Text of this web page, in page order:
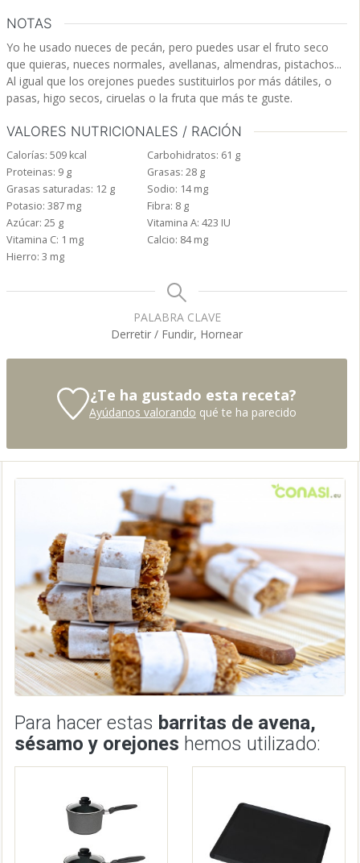
NOTAS
Yo he usado nueces de pecán, pero puedes usar el fruto seco
que quieras, nueces normales, avellanas, almendras, pistachos...
Al igual que los orejones puedes sustituirlos por más dátiles, o
pasas, higo secos, ciruelas o la fruta que más te guste.
VALORES NUTRICIONALES / RACIÓN
Calorías: 509 kcal Carbohidratos: 61 g
Proteinas: 9 g Grasas: 28 g
Grasas saturadas: 12 g Sodio: 14 mg
Potasio: 387 mg Fibra: 8 g
Azúcar: 25 g Vitamina A: 423 IU
Vitamina C: 1 mg Calcio: 84 mg
Hierro: 3 mg
PALABRA CLAVE
Derretir / Fundir, Hornear
¿Te ha gustado esta receta?
Ayúdanos valorando qué te ha parecido
Para hacer estas barritas de avena,
sésamo y orejones hemos utilizado: